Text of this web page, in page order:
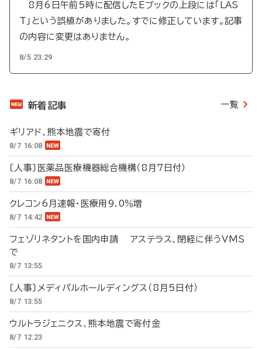
8月6日午前5時に配信したEブックの上段には「LAS
T」という誤植がありました。すでに修正しています。記事
の内容に変更はありません。
8/5 23:29
新着記事 一覧
ギリアド、熊本地震で寄付
8/7 16:08
〔人事〕医薬品医療機器総合機構（8月7日付）
8/7 16:08
クレコン6月速報・医療用9.0％増
8/7 14:42
フェゾリネタントを国内申請 アステラス、閉経に伴うVMS
で
8/7 13:55
〔人事〕メディパルホールディングス（8月5日付）
8/7 13:55
ウルトラジェニクス、熊本地震で寄付金
8/7 12:23